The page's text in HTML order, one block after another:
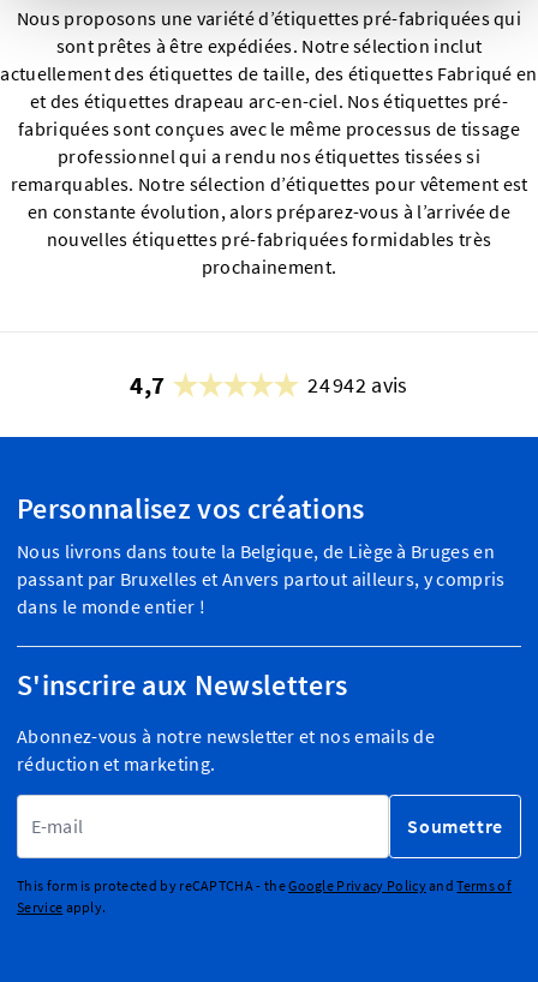
Nous proposons une variété d’étiquettes pré-fabriquées qui
sont prêtes à être expédiées. Notre sélection inclut
actuellement des étiquettes de taille, des étiquettes Fabriqué en
et des étiquettes drapeau arc-en-ciel. Nos étiquettes pré-
fabriquées sont conçues avec le même processus de tissage
professionnel qui a rendu nos étiquettes tissées si
remarquables. Notre sélection d’étiquettes pour vêtement est
en constante évolution, alors préparez-vous à l’arrivée de
nouvelles étiquettes pré-fabriquées formidables très
prochainement.
4,7 24 942 avis
Personnalisez vos créations
Nous livrons dans toute la Belgique, de Liège à Bruges en
passant par Bruxelles et Anvers partout ailleurs, y compris
dans le monde entier !
S'inscrire aux Newsletters
Abonnez-vous à notre newsletter et nos emails de
réduction et marketing.
Soumettre
This form is protected by reCAPTCHA - theGoogle Privacy PolicyandTerms of
Service apply.